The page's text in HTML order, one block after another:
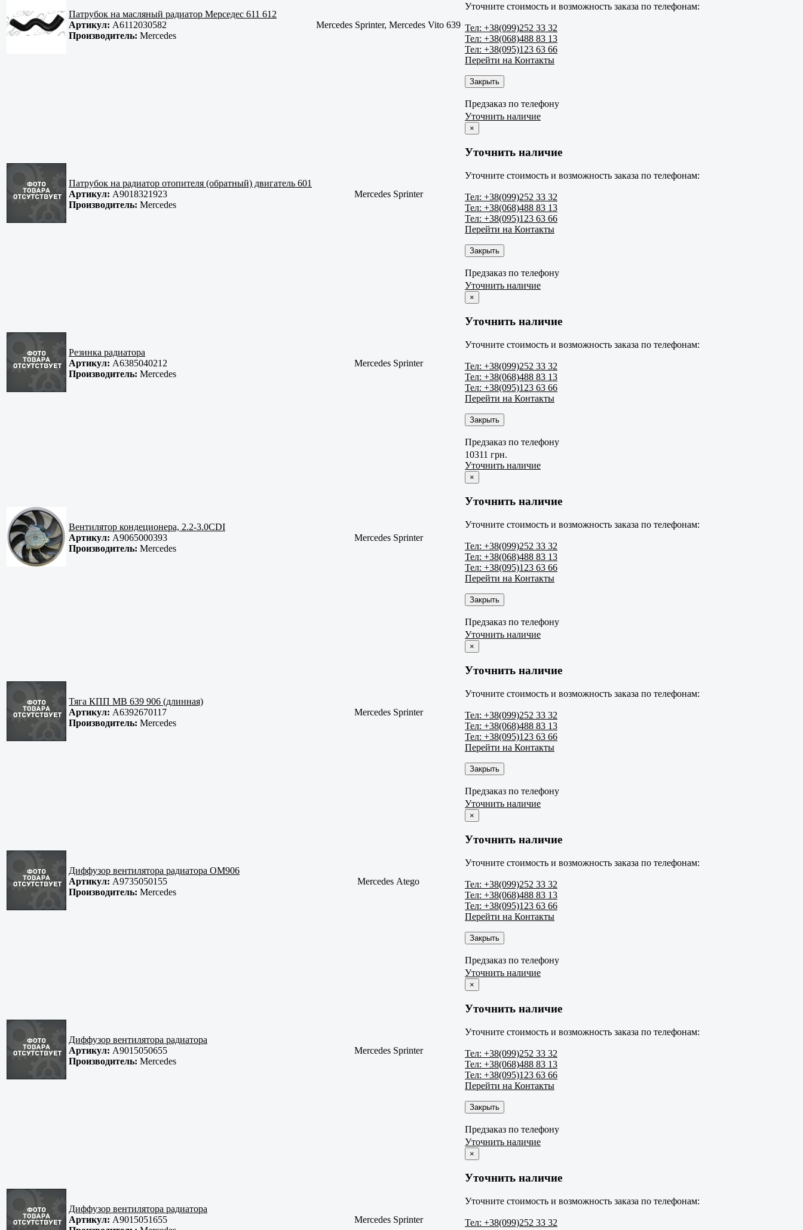
Патрубок на масляный радиатор Мерседес 611 612
Артикул: A6112030582
Производитель: Mercedes
Mercedes Sprinter, Mercedes Vito 639
Уточните стоимость и возможность заказа по телефонам:
Тел: +38(099)252 33 32
Тел: +38(068)488 83 13
Тел: +38(095)123 63 66
Перейти на Контакты
Закрыть
Предзаказ по телефону
Патрубок на радиатор отопителя (обратный) двигатель 601
Артикул: A9018321923
Производитель: Mercedes
Mercedes Sprinter
Уточнить наличие
×
Уточнить наличие
Уточните стоимость и возможность заказа по телефонам:
Тел: +38(099)252 33 32
Тел: +38(068)488 83 13
Тел: +38(095)123 63 66
Перейти на Контакты
Закрыть
Предзаказ по телефону
Резинка радиатора
Артикул: A6385040212
Производитель: Mercedes
Mercedes Sprinter
Уточнить наличие
×
Уточнить наличие
Уточните стоимость и возможность заказа по телефонам:
Тел: +38(099)252 33 32
Тел: +38(068)488 83 13
Тел: +38(095)123 63 66
Перейти на Контакты
Закрыть
Предзаказ по телефону
Вентилятор кондеционера, 2.2-3.0CDI
Артикул: A9065000393
Производитель: Mercedes
Mercedes Sprinter
10311 грн.
Уточнить наличие
×
Уточнить наличие
Уточните стоимость и возможность заказа по телефонам:
Тел: +38(099)252 33 32
Тел: +38(068)488 83 13
Тел: +38(095)123 63 66
Перейти на Контакты
Закрыть
Предзаказ по телефону
Тяга КПП MB 639 906 (длинная)
Артикул: A6392670117
Производитель: Mercedes
Mercedes Sprinter
Уточнить наличие
×
Уточнить наличие
Уточните стоимость и возможность заказа по телефонам:
Тел: +38(099)252 33 32
Тел: +38(068)488 83 13
Тел: +38(095)123 63 66
Перейти на Контакты
Закрыть
Предзаказ по телефону
Диффузор вентилятора радиатора OM906
Артикул: A9735050155
Производитель: Mercedes
Mercedes Atego
Уточнить наличие
×
Уточнить наличие
Уточните стоимость и возможность заказа по телефонам:
Тел: +38(099)252 33 32
Тел: +38(068)488 83 13
Тел: +38(095)123 63 66
Перейти на Контакты
Закрыть
Предзаказ по телефону
Диффузор вентилятора радиатора
Артикул: A9015050655
Производитель: Mercedes
Mercedes Sprinter
Уточнить наличие
×
Уточнить наличие
Уточните стоимость и возможность заказа по телефонам:
Тел: +38(099)252 33 32
Тел: +38(068)488 83 13
Тел: +38(095)123 63 66
Перейти на Контакты
Закрыть
Предзаказ по телефону
Диффузор вентилятора радиатора
Артикул: A9015051655
Mercedes Sprinter
Уточнить наличие
×
Уточнить наличие
Уточните стоимость и возможность заказа по телефонам:
Тел: +38(099)252 33 32